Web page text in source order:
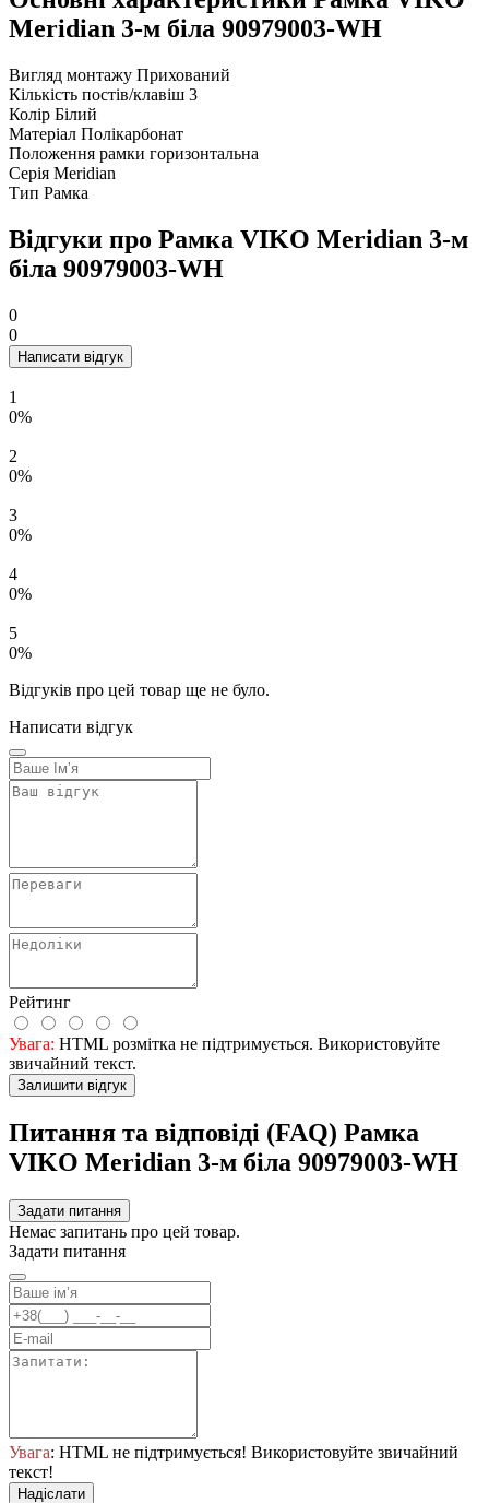
Meridian 3-м бiла 90979003-WH
Вигляд монтажу Прихований
Кількість постів/клавіш 3
Колір Білий
Матеріал Полікарбонат
Положення рамки горизонтальна
Серія Meridian
Тип Рамка
Відгуки про Рамка VIKO Meridian 3-м
бiла 90979003-WH
0
0
Написати відгук
1
0%
2
0%
3
0%
4
0%
5
0%
Відгуків про цей товар ще не було.
Написати відгук
Рейтинг
Увага: HTML розмітка не підтримується. Використовуйте
звичайний текст.
Залишити відгук
Питання та відповіді (FAQ) Рамка
VIKO Meridian 3-м бiла 90979003-WH
Задати питання
Немає запитань про цей товар.
Задати питання
Увага: HTML не підтримується! Використовуйте звичайний
текст!
Надіслати